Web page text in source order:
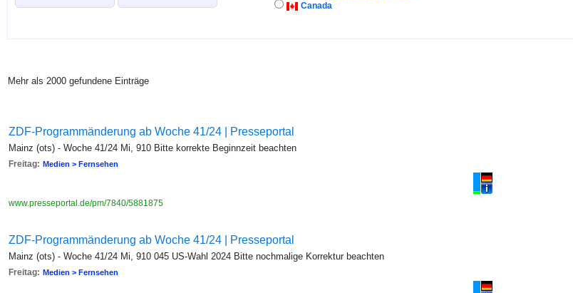
Canada
Mehr als 2000 gefundene Einträge
ZDF-Programmänderung ab Woche 41/24 | Presseportal
Mainz (ots) - Woche 41/24 Mi, 910 Bitte korrekte Beginnzeit beachten
Freitag: Medien > Fernsehen
www.presseportal.de/pm/7840/5881875
ZDF-Programmänderung ab Woche 41/24 | Presseportal
Mainz (ots) - Woche 41/24 Mi, 910 045 US-Wahl 2024 Bitte nochmalige Korrektur beachten
Freitag: Medien > Fernsehen